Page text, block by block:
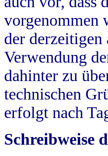
vorgenommen
der
Verwendung
dahinter zu
technischen
erfolgt nach
Schreibweise